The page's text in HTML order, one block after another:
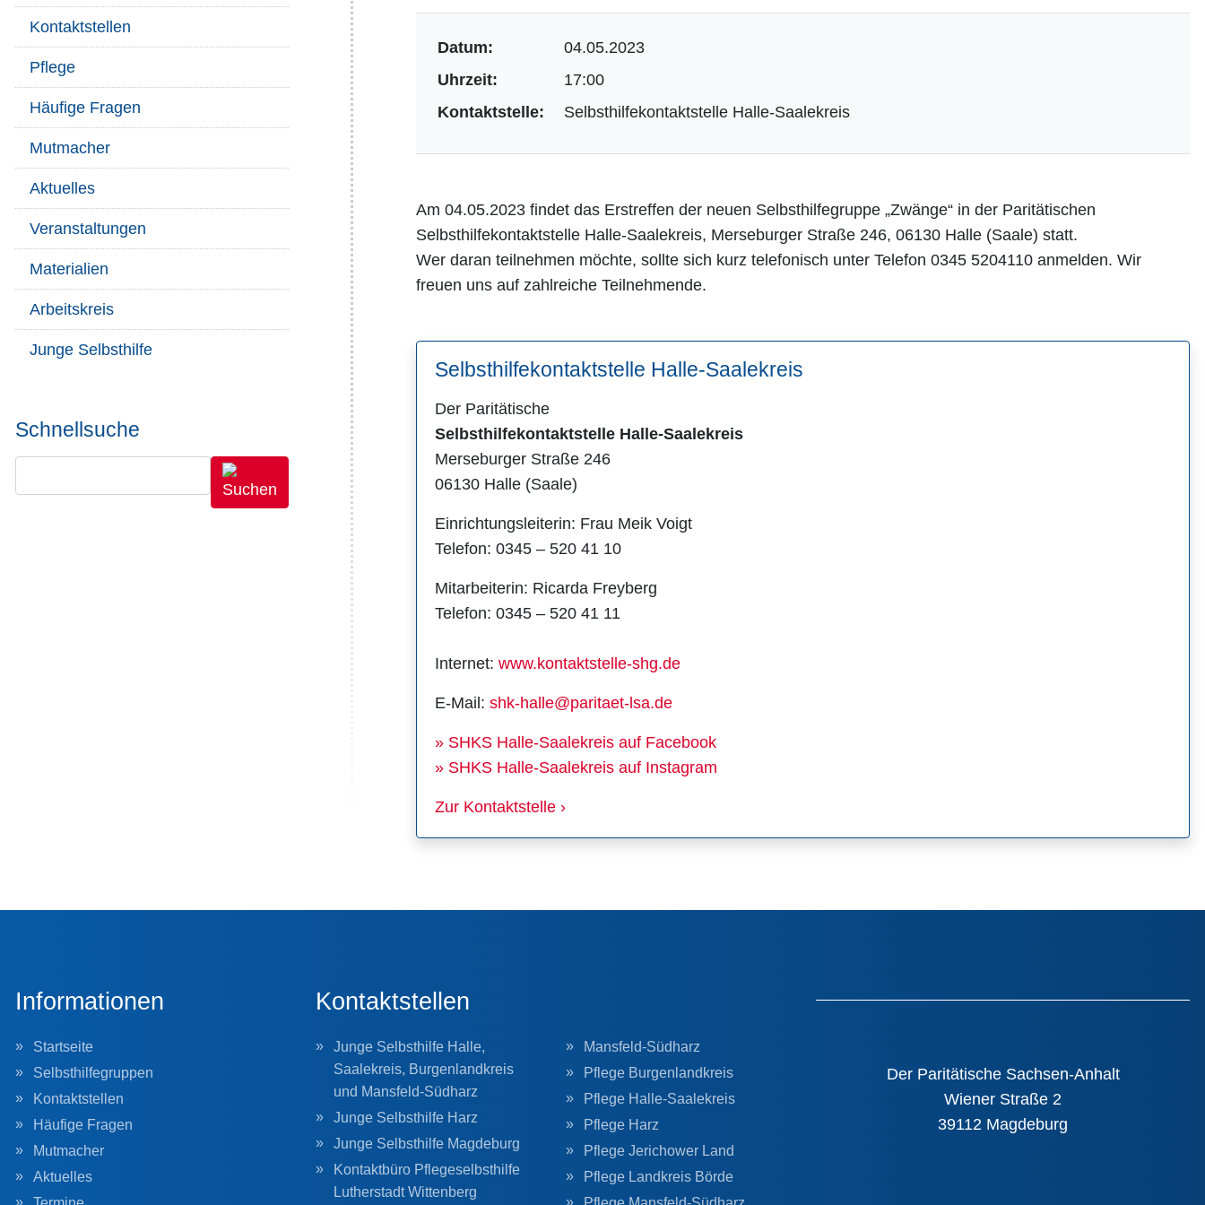
Datum:
04.05.2023
Uhrzeit:
17:00
Kontaktstelle:
Selbsthilfekontaktstelle Halle-Saalekreis
Am 04.05.2023 findet das Erstreffen der neuen Selbsthilfegruppe „Zwänge“ in der Paritätischen
Selbsthilfekontaktstelle Halle-Saalekreis, Merseburger Straße 246, 06130 Halle (Saale) statt.
Wer daran teilnehmen möchte, sollte sich kurz telefonisch unter Telefon 0345 5204110 anmelden. Wir
freuen uns auf zahlreiche Teilnehmende.
Selbsthilfekontaktstelle Halle-Saalekreis
Der Paritätische
Selbsthilfekontaktstelle Halle-Saalekreis
Merseburger Straße 246
06130 Halle (Saale)
Einrichtungsleiterin: Frau Meik Voigt
Telefon: 0345 – 520 41 10
Mitarbeiterin: Ricarda Freyberg
Telefon: 0345 – 520 41 11
Internet: www.kontaktstelle-shg.de
E-Mail: shk-halle@paritaet-lsa.de
» SHKS Halle-Saalekreis auf Facebook
» SHKS Halle-Saalekreis auf Instagram
Zur Kontaktstelle ›
Kontaktstellen
Pflege
Häufige Fragen
Mutmacher
Aktuelles
Veranstaltungen
Materialien
Arbeitskreis
Junge Selbsthilfe
Schnellsuche
Informationen
Startseite
Selbsthilfegruppen
Kontaktstellen
Häufige Fragen
Mutmacher
Aktuelles
Kontaktstellen
Junge Selbsthilfe Halle,
Saalekreis, Burgenlandkreis
und Mansfeld-Südharz
Junge Selbsthilfe Harz
Junge Selbsthilfe Magdeburg
Kontaktbüro Pflegeselbsthilfe
Lutherstadt Wittenberg
Mansfeld-Südharz
Pflege Burgenlandkreis
Pflege Halle-Saalekreis
Pflege Harz
Pflege Jerichower Land
Pflege Landkreis Börde
Der Paritätische Sachsen-Anhalt
Wiener Straße 2
39112 Magdeburg